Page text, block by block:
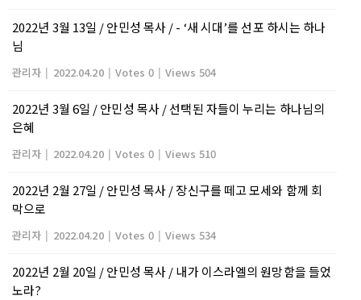
2022년 3월 13일 / 안민성 목사 / - ‘새 시대’를 선포 하시는 하나
님
관리자 | 2022.04.20 | Votes 0 | Views 504
2022년 3월 6일 / 안민성 목사 / 선택된 자들이 누리는 하나님의
은혜
관리자 | 2022.04.20 | Votes 0 | Views 510
2022년 2월 27일 / 안민성 목사 / 장신구를 떼고 모세와 함께 회
막으로
관리자 | 2022.04.20 | Votes 0 | Views 534
2022년 2월 20일 / 안민성 목사 / 내가 이스라엘의 원망함을 들었
노라?